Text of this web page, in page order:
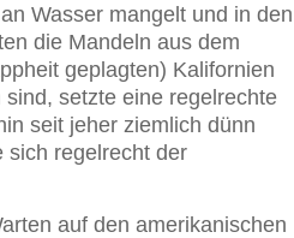
Wasser mangelt und in den
die Mandeln aus dem
geplagten) Kalifornien
setzte eine regelrechte
seit jeher ziemlich dünn
sich regelrecht der
auf den amerikanischen